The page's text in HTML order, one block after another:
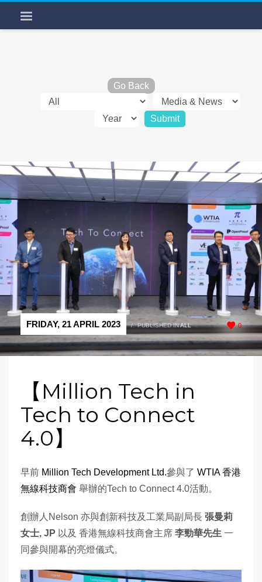
Go Back
0
FRIDAY, 21 APRIL 2023 / PUBLISHED INALL
【Million Tech in
Tech to Connect
4.0】
早前 Million Tech Development Ltd.參與了 WTIA 香港
無線科技商會 舉辦的Tech to Connect 4.0活動。
創辦人Nelson 亦與創新科技及工業局副局長 張曼莉
女士, JP 以及 香港無線科技商會主席 李勁華先生 一
同參與開幕的亮燈儀式。